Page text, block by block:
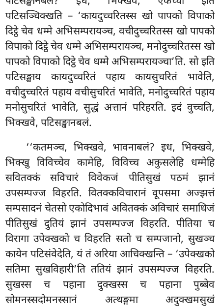
पटिसञ्चिक्खति – ‘कायदुच्चरितस्स खो पापको विपाको
दिट्ठे चेव धम्मे अभिसम्परायञ्च, वचीदुच्चरितस्स खो पापको
विपाको दिट्ठे चेव धम्मे अभिसम्परायञ्च, मनोदुच्चरितस्स खो
पापको विपाको दिट्ठे चेव धम्मे अभिसम्परायञ्चा’ति. सो इति
पटिसङ्खाय कायदुच्चरितं पहाय कायसुचरितं भावेति,
वचीदुच्चरितं पहाय वचीसुचरितं भावेति, मनोदुच्चरितं पहाय
मनोसुचरितं भावेति, सुद्धं अत्तानं परिहरति. इदं वुच्चति,
भिक्खवे, पटिसङ्खानबलं.
‘‘कतमञ्च, भिक्खवे, भावनाबलं? इध, भिक्खवे,
भिक्खु विविच्चेव कामेहि, विविच्च अकुसलेहि धम्मेहि
सवितक्कं सविचारं विवेकजं पीतिसुखं पठमं झानं
उपसम्पज्ज विहरति. वितक्कविचारानं वूपसमा अज्झत्तं
सम्पसादनं चेतसो एकोदिभावं अवितक्कं अविचारं समाधिजं
पीतिसुखं दुतियं झानं उपसम्पज्ज विहरति. पीतिया च
विरागा उपेक्खको च विहरति सतो च सम्पजानो, सुखञ्च
कायेन पटिसंवेदेति, यं तं अरिया आचिक्खन्ति – ‘उपेक्खको
सतिमा सुखविहारी’ति ततियं झानं उपसम्पज्ज विहरति.
सुखस्स च पहाना दुक्खस्स च पहाना पुब्बेव
सोमनस्सदोमनस्सानं अत्थङ्गमा अदुक्खमसुखं